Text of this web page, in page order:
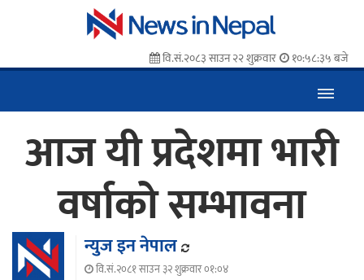
वि.सं.२०८३ साउन २२ शुक्रवार १०:५८:३६ बजे
आज यी प्रदेशमा भारी
वर्षाको सम्भावना
न्युज इन नेपाल
वि.सं.२०८१ साउन ३२ शुक्रवार ०१:०४